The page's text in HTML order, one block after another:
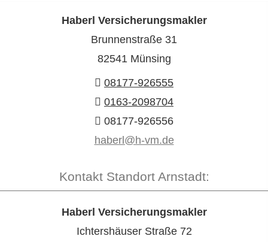
Haberl Ver­sicherungs­makler
Brunnenstraße 31
82541 Münsing
08177-926555
0163-2098704
08177-926556
haberl@h-vm.de
Kontakt Standort Arnstadt:
Haberl Ver­sicherungs­makler
Ichtershäuser Straße 72